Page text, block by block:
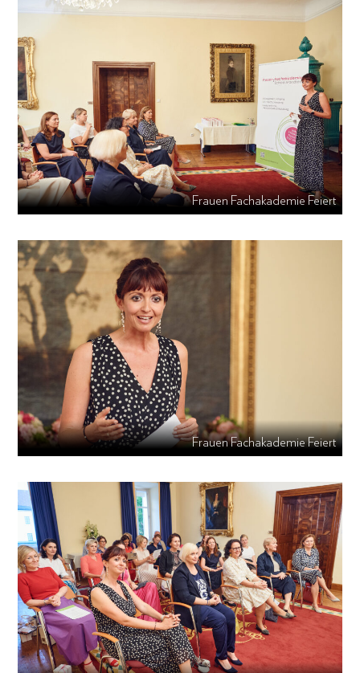
Frauen Fachakademie Feiert
Frauen Fachakademie Feiert